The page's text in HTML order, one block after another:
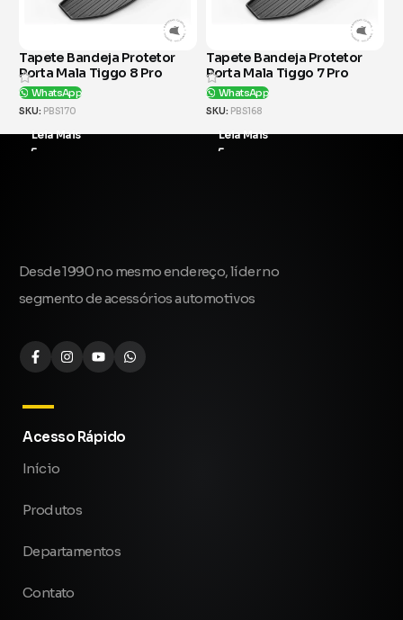
Tapete Bandeja Protetor
Porta Mala Tiggo 7 Pro
WhatsApp
SKU:
Leia Mais
Tapete Bandeja
Porta Mala Pajero
WhatsApp
SKU:
Leia Mais
Desde 1990 no mesmo endereço, líder no
segmento de acessórios automotivos
Acesso Rápido
Início
Produtos
Departamentos
Contato